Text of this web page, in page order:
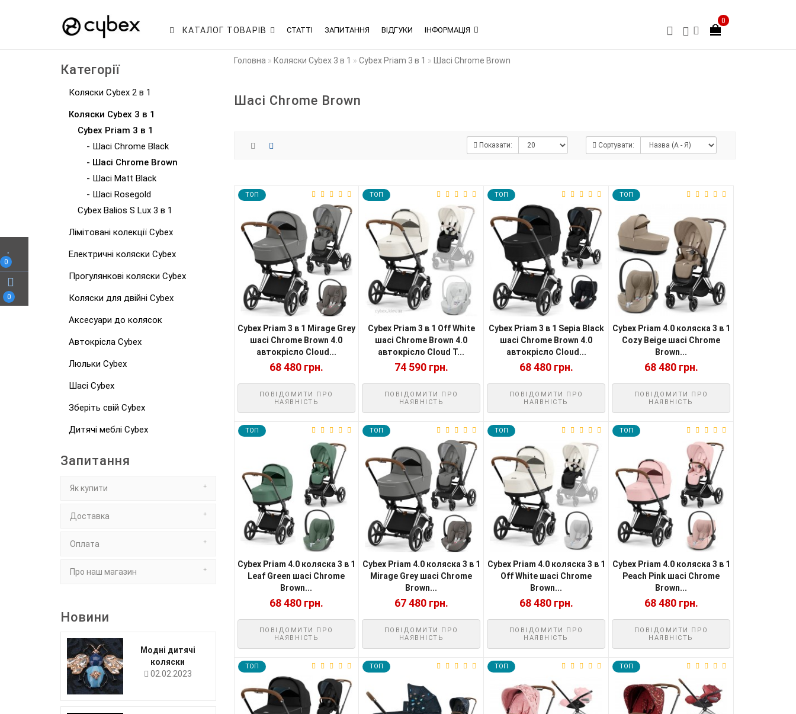
0
0
КАТАЛОГ ТОВАРІВ СТАТТІ ЗАПИТАННЯ ВІДГУКИ ІНФОРМАЦІЯ
0
Категорії
Коляски Cybex 2 в 1
Коляски Cybex 3 в 1
Cybex Priam 3 в 1
- Шасі Chrome Black
- Шасі Chrome Brown
- Шасі Matt Black
- Шасі Rosegold
Cybex Balios S Lux 3 в 1
Лімітовані колекції Cybex
Електричні коляски Cybex
Прогулянкові коляски Cybex
Коляски для двійні Cybex
Аксесуари до колясок
Автокрісла Cybex
Люльки Cybex
Шасі Cybex
Зберіть свій Cybex
Дитячі меблі Cybex
Запитання
Як купити
Доставка
Оплата
Про наш магазин
Новини
Модні дитячі
коляски
02.02.2023
Головна Коляски Cybex 3 в 1 Cybex Priam 3 в 1 Шасі Chrome Brown
Шасі Chrome Brown
Сортувати:
Показати:
TOП
Cybex Priam 3 в 1 Mirage Grey
шасі Chrome Brown 4.0
автокрісло Cloud...
68 480 грн.
ПОВІДОМИТИ ПРО
НАЯВНІСТЬ
TOП
Cybex Priam 3 в 1 Off White
шасі Chrome Brown 4.0
автокрісло Cloud T...
74 590 грн.
ПОВІДОМИТИ ПРО
НАЯВНІСТЬ
TOП
Cybex Priam 3 в 1 Sepia Black
шасі Chrome Brown 4.0
автокрісло Cloud...
68 480 грн.
ПОВІДОМИТИ ПРО
НАЯВНІСТЬ
TOП
Cybex Priam 4.0 коляска 3 в 1
Cozy Beige шасі Chrome
Brown...
68 480 грн.
ПОВІДОМИТИ ПРО
НАЯВНІСТЬ
TOП
Cybex Priam 4.0 коляска 3 в 1
Leaf Green шасі Chrome
Brown...
68 480 грн.
ПОВІДОМИТИ ПРО
НАЯВНІСТЬ
TOП
Cybex Priam 4.0 коляска 3 в 1
Mirage Grey шасі Chrome
Brown...
67 480 грн.
ПОВІДОМИТИ ПРО
НАЯВНІСТЬ
TOП
Cybex Priam 4.0 коляска 3 в 1
Off White шасі Chrome
Brown...
68 480 грн.
ПОВІДОМИТИ ПРО
НАЯВНІСТЬ
TOП
Cybex Priam 4.0 коляска 3 в 1
Peach Pink шасі Chrome
Brown...
68 480 грн.
ПОВІДОМИТИ ПРО
НАЯВНІСТЬ
TOП TOП TOП TOП